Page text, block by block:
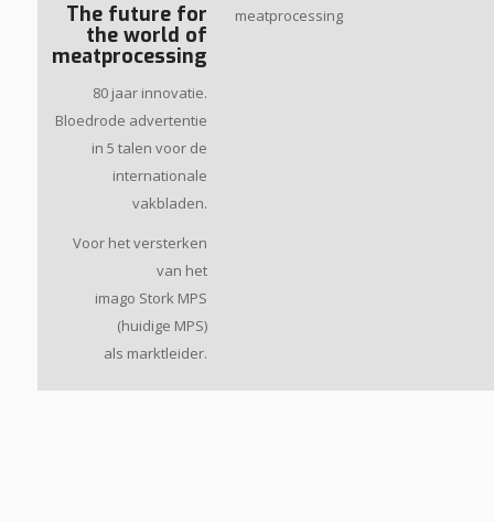
The future for
the world of
meatprocessing
80 jaar innovatie.
Bloedrode advertentie
in 5 talen voor de
internationale
vakbladen.
Voor het versterken
van het
imago Stork MPS
(huidige MPS)
als marktleider.